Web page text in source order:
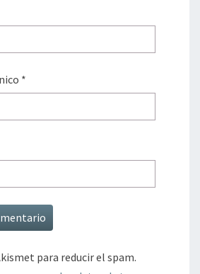
*
para reducir el spam.